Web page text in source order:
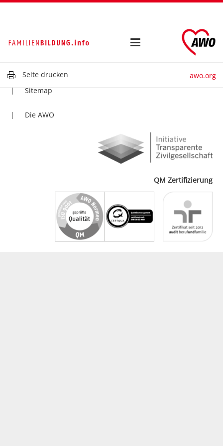
Seite drucken awo.org
Impressum
Sitemap
Die AWO
QM Zertifizierung